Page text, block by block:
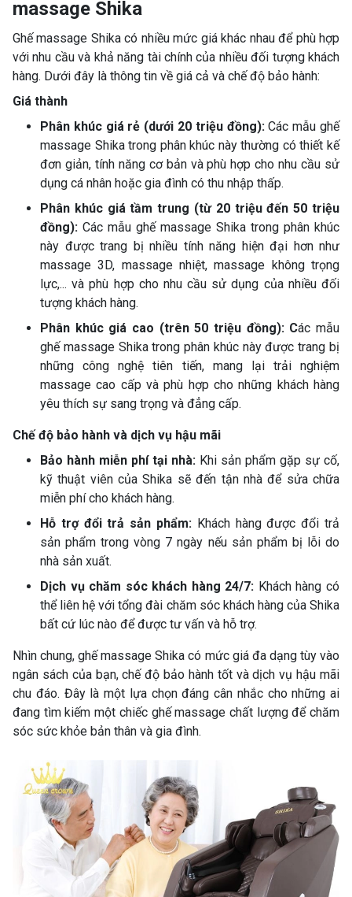
massage Shika
Ghế massage Shika có nhiều mức giá khác nhau để phù hợp
với nhu cầu và khả năng tài chính của nhiều đối tượng khách
hàng. Dưới đây là thông tin về giá cả và chế độ bảo hành:
Giá thành
Phân khúc giá rẻ (dưới 20 triệu đồng):Các mẫu ghế
massage Shika trong phân khúc này thường có thiết kế
đơn giản, tính năng cơ bản và phù hợp cho nhu cầu sử
dụng cá nhân hoặc gia đình có thu nhập thấp.
Phân khúc giá tầm trung (từ 20 triệu đến 50 triệu
đồng): Các mẫu ghế massage Shika trong phân khúc
này được trang bị nhiều tính năng hiện đại hơn như
massage 3D, massage nhiệt, massage không trọng
lực,... và phù hợp cho nhu cầu sử dụng của nhiều đối
tượng khách hàng.
Phân khúc giá cao (trên 50 triệu đồng): Các mẫu
ghế massage Shika trong phân khúc này được trang bị
những công nghệ tiên tiến, mang lại trải nghiệm
massage cao cấp và phù hợp cho những khách hàng
yêu thích sự sang trọng và đẳng cấp.
Chế độ bảo hành và dịch vụ hậu mãi
Bảo hành miễn phí tại nhà: Khi sản phẩm gặp sự cố,
kỹ thuật viên của Shika sẽ đến tận nhà để sửa chữa
miễn phí cho khách hàng.
Hỗ trợ đổi trả sản phẩm: Khách hàng được đổi trả
sản phẩm trong vòng 7 ngày nếu sản phẩm bị lỗi do
nhà sản xuất.
Dịch vụ chăm sóc khách hàng 24/7: Khách hàng có
thể liên hệ với tổng đài chăm sóc khách hàng của Shika
bất cứ lúc nào để được tư vấn và hỗ trợ.
Nhìn chung, ghế massage Shika có mức giá đa dạng tùy vào
ngân sách của bạn, chế độ bảo hành tốt và dịch vụ hậu mãi
chu đáo. Đây là một lựa chọn đáng cân nhắc cho những ai
đang tìm kiếm một chiếc ghế massage chất lượng để chăm
sóc sức khỏe bản thân và gia đình.